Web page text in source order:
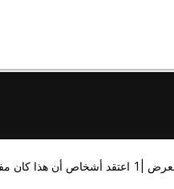
1 اعتقد أشخاص أن هذا كان مفيدًا